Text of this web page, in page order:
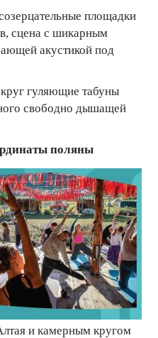
площадки
сцена с шикарным
акустикой под
гуляющие табуны
свободно дышащей
поляны
и камерным кругом